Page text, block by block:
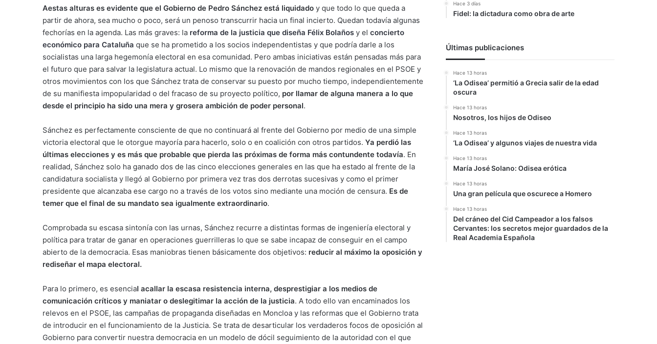
Aestas alturas es evidente que el Gobierno de Pedro Sánchez está liquidado y que todo lo que queda a
partir de ahora, sea mucho o poco, será un penoso transcurrir hacia un final incierto. Quedan todavía algunas
fechorías en la agenda. Las más graves: la reforma de la justicia que diseña Félix Bolaños y el concierto
económico para Cataluña que se ha prometido a los socios independentistas y que podría darle a los
socialistas una larga hegemonía electoral en esa comunidad. Pero ambas iniciativas están pensadas más para
el futuro que para salvar la legislatura actual. Lo mismo que la renovación de mandos regionales en el PSOE y
otros movimientos con los que Sánchez trata de conservar su puesto por mucho tiempo, independientemente
de su manifiesta impopularidad o del fracaso de su proyecto político, por llamar de alguna manera a lo que
desde el principio ha sido una mera y grosera ambición de poder personal.
Sánchez es perfectamente consciente de que no continuará al frente del Gobierno por medio de una simple
victoria electoral que le otorgue mayoría para hacerlo, solo o en coalición con otros partidos. Ya perdió las
últimas elecciones y es más que probable que pierda las próximas de forma más contundente todavía. En
realidad, Sánchez solo ha ganado dos de las cinco elecciones generales en las que ha estado al frente de la
candidatura socialista y llegó al Gobierno por primera vez tras dos derrotas sucesivas y como el primer
presidente que alcanzaba ese cargo no a través de los votos sino mediante una moción de censura. Es de
temer que el final de su mandato sea igualmente extraordinario.
Comprobada su escasa sintonía con las urnas, Sánchez recurre a distintas formas de ingeniería electoral y
política para tratar de ganar en operaciones guerrilleras lo que se sabe incapaz de conseguir en el campo
abierto de la democracia. Esas maniobras tienen básicamente dos objetivos: reducir al máximo la oposición y
rediseñar el mapa electoral.
Para lo primero, es esencial acallar la escasa resistencia interna, desprestigiar a los medios de
comunicación críticos y maniatar o deslegitimar la acción de la justicia. A todo ello van encaminados los
relevos en el PSOE, las campañas de propaganda diseñadas en Moncloa y las reformas que el Gobierno trata
de introducir en el funcionamiento de la Justicia. Se trata de desarticular los verdaderos focos de oposición al
Gobierno para convertir nuestra democracia en un modelo de dócil seguimiento de la autoridad con el que
Hace 3 días
Fidel: la dictadura como obra de arte
Últimas publicaciones
Hace 13 horas
‘La Odisea’ permitió a Grecia salir de la edad
oscura
Hace 13 horas
Nosotros, los hijos de Odiseo
Hace 13 horas
‘La Odisea’ y algunos viajes de nuestra vida
Hace 13 horas
María José Solano: Odisea erótica
Hace 13 horas
Una gran película que oscurece a Homero
Hace 13 horas
Del cráneo del Cid Campeador a los falsos
Cervantes: los secretos mejor guardados de la
Real Academia Española